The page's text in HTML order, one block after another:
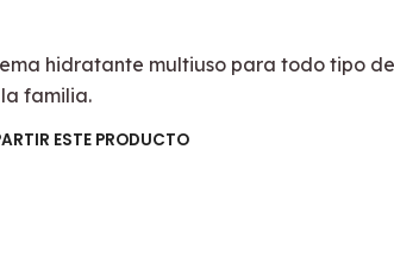
hidratante multiuso para todo tipo
familia.
ESTE PRODUCTO